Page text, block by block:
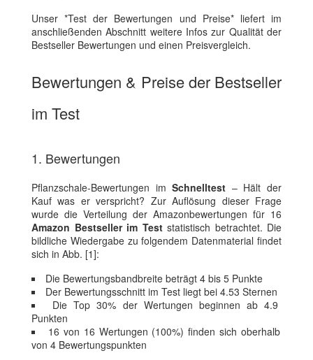
Unser *Test der Bewertungen und Preise* liefert im
anschließenden Abschnitt weitere Infos zur Qualität der
Bestseller Bewertungen und einen Preisvergleich.
Bewertungen & Preise der Bestseller
im Test
1. Bewertungen
Pflanzschale-Bewertungen imSchnelltest – Hält der
Kauf was er verspricht? Zur Auflösung dieser Frage
wurde die Verteilung der Amazonbewertungen für 16
Amazon Bestseller im Teststatistisch betrachtet. Die
bildliche Wiedergabe zu folgendem Datenmaterial findet
sich in Abb. [1]:
Die Bewertungsbandbreite beträgt 4 bis 5 Punkte
Der Bewertungsschnitt im Test liegt bei 4.53 Sternen
Die Top 30% der Wertungen beginnen ab 4.9
Punkten
16 von 16 Wertungen (100%) finden sich oberhalb
von 4 Bewertungspunkten